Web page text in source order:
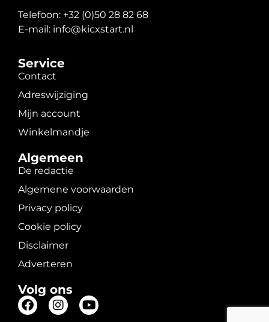
Telefoon: +32 (0)50 28 82 68
E-mail: info@kicxstart.nl
Service
Contact
Adreswijziging
Mijn account
Winkelmandje
Algemeen
De redactie
Algemene voorwaarden
Privacy policy
Cookie policy
Disclaimer
Adverteren
Volg ons